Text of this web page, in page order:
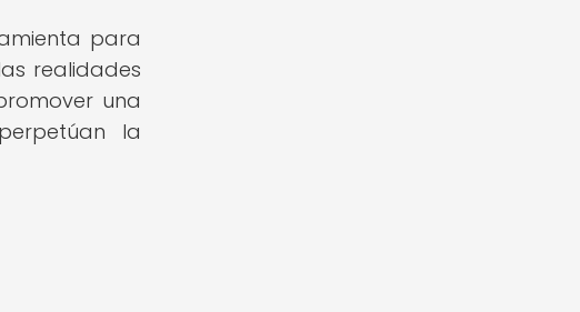
para
realidades
una
la